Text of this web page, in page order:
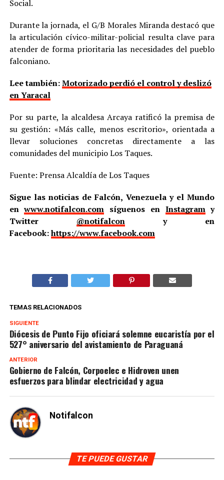
Social.
Durante la jornada, el G/B Morales Miranda destacó que
la articulación cívico-militar-policial resulta clave para
atender de forma prioritaria las necesidades del pueblo
falconiano.
Lee también:Motorizado perdió el control y deslizó
en Yaracal
Por su parte, la alcaldesa Arcaya ratificó la premisa de
su gestión: «Más calle, menos escritorio», orientada a
llevar soluciones concretas directamente a las
comunidades del municipio Los Taques.
Fuente: Prensa Alcaldía de Los Taques
Sigue las noticias de Falcón, Venezuela y el Mundo
enwww.notifalcon.com síguenos en Instagramy
Twitter @notifalcony en
Facebook:https://www.facebook.com
TEMAS RELACIONADOS
SIGUIENTE
Diócesis de Punto Fijo oficiará solemne eucaristía por el
527° aniversario del avistamiento de Paraguaná
ANTERIOR
Gobierno de Falcón, Corpoelec e Hidroven unen
esfuerzos para blindar electricidad y agua
Notifalcon
TE PUEDE GUSTAR